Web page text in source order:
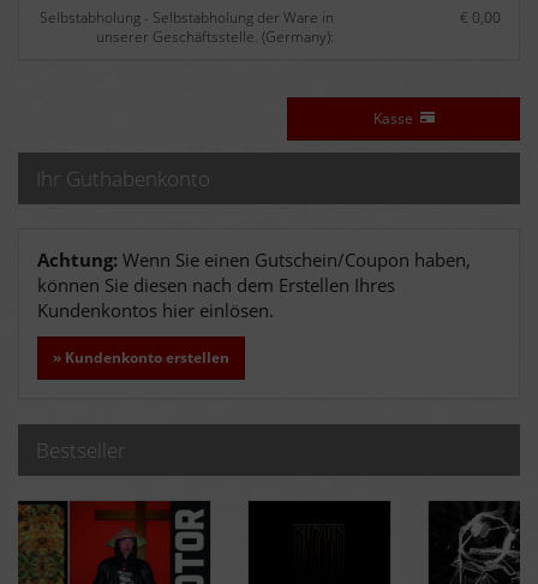
Selbstabholung - Selbstabholung der Ware in
unserer Geschäftsstelle. (Germany):
€ 0,00
Kasse
Ihr Guthabenkonto
Achtung: Wenn Sie einen Gutschein/Coupon haben,
können Sie diesen nach dem Erstellen Ihres
Kundenkontos hier einlösen.
» Kundenkonto erstellen
Bestseller